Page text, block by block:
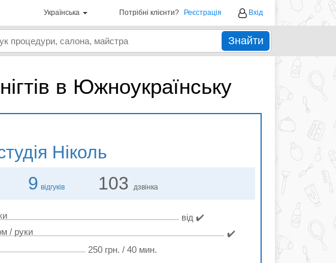
Українська Потрібні клієнти? Реєстрація Вхід
Знайти
в Южноукраїнську
Ніколь
9 відгуків 103 дзвінка
від ✔️
/ руки
✔️
250 грн. / 40 мин.